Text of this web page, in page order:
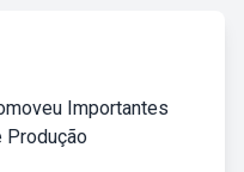
Importantes
Produção